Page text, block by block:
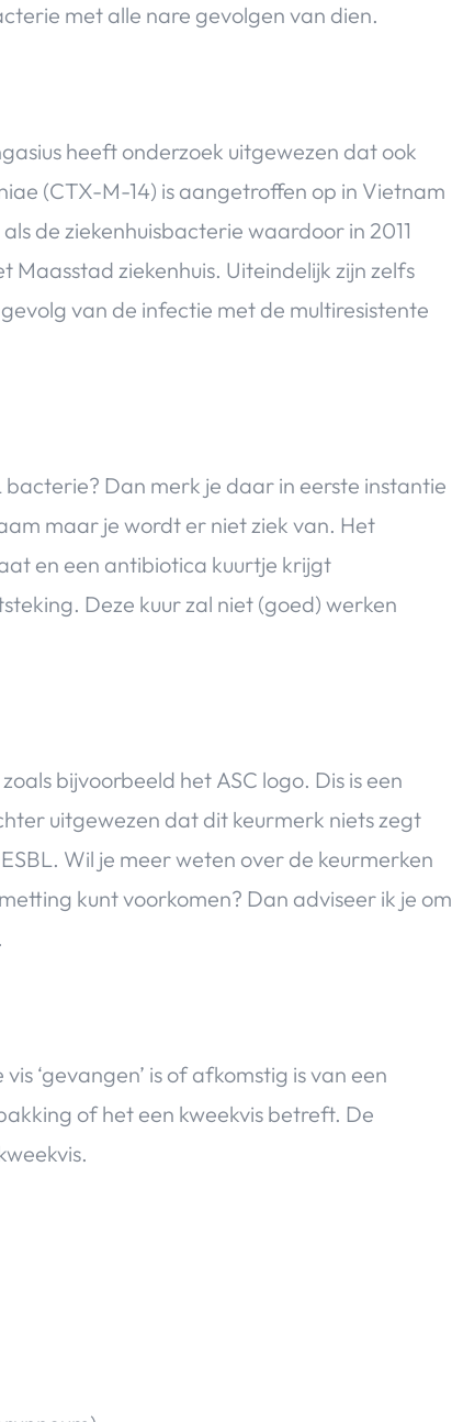
met alle nare gevolgen van dien.
heeft onderzoek uitgewezen dat ook
(CTX-M-14) is aangetroffen op in Vietnam
de ziekenhuisbacterie waardoor in 2011
Maasstad ziekenhuis. Uiteindelijk zijn zelfs
van de infectie met de multiresistente
Dan merk je daar in eerste instantie
maar je wordt er niet ziek van. Het
en een antibiotica kuurtje krijgt
Deze kuur zal niet (goed) werken
bijvoorbeeld het ASC logo. Dis is een
uitgewezen dat dit keurmerk niets zegt
Wil je meer weten over de keurmerken
kunt voorkomen? Dan adviseer ik je om
‘gevangen’ is of afkomstig is van een
of het een kweekvis betreft. De